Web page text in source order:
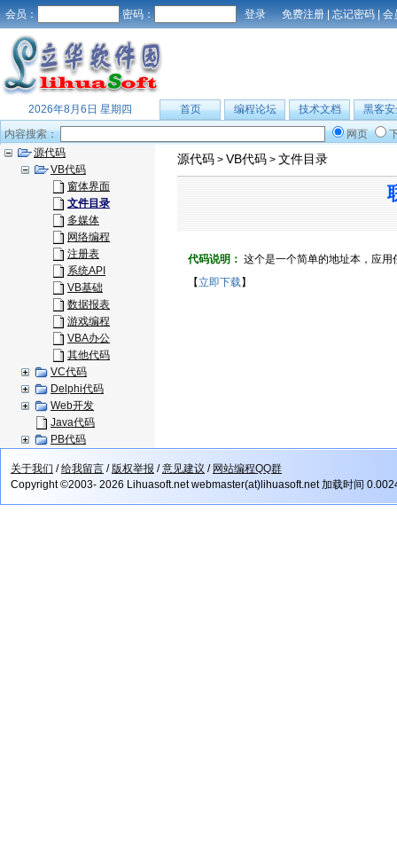
会员： 密码： 免费注册 | 忘记密码 | 会
2026年8月6日 星期四 首页 编程论坛 技术文档
黑客安
内容搜索：
网页
源代码
VB代码
窗体界面
文件目录
多媒体
网络编程
注册表
系统API
VB基础
数据报表
游戏编程
VBA办公
其他代码
VC代码
Delphi代码
Web开发
Java代码
PB代码
源代码 > VB代码 > 文件目录
代码说明： 这个是一个简单的地址本，应
【立即下载】
关于我们 /给我留言 /版权举报 /意见建议 / 网站编程QQ群
Copyright ©2003- 2026 Lihuasoft.net webmaster(at)lihuasoft.net 加载时间